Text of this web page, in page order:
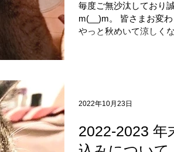
毎度ご無沙汰しており
m(__)m。 皆さまお変
やっと秋めいて涼しく
2022-2023 年
2022年10月23日